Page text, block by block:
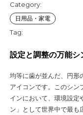
Category:
日用品・家電
Tag:
設定と調整の万能シ
均等に歯が並んだ、円形
アイコンです。このシン
インにおいて、環境設定
ン」として世界中で最も